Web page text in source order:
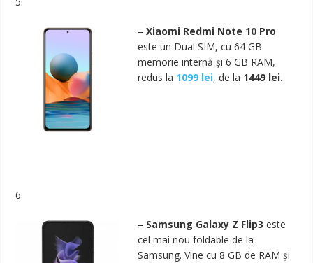
– Xiaomi Redmi Note 10 Pro
este un Dual SIM, cu 64 GB
memorie internă și 6 GB RAM,
redus la 1099 lei, de la 1449 lei.
6.
– Samsung Galaxy Z Flip3 este
cel mai nou foldable de la
Samsung. Vine cu 8 GB de RAM și